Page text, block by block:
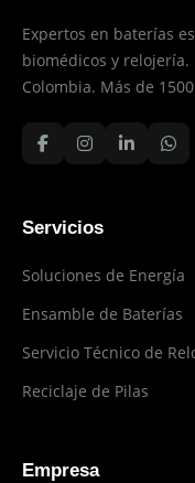
Expertos en baterías
biomédicos y
Colombia. Más de
Servicios
Soluciones de Energía
Ensamble de Baterías
Servicio Técnico de
Reciclaje de Pilas
Empresa